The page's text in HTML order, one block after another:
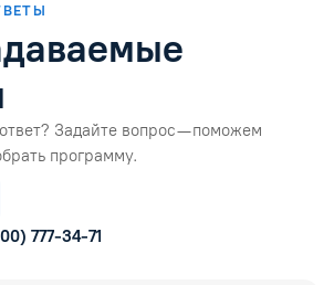
Задайте вопрос — поможем
программу.
777-34-71